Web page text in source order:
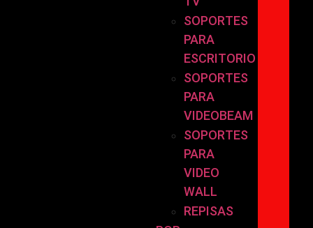
SOPORTES
PARA
ESCRITORIO
SOPORTES
PARA
VIDEOBEAM
SOPORTES
PARA
VIDEO
WALL
REPISAS